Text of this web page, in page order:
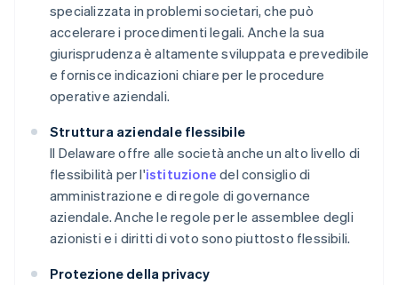
specializzata in problemi societari, che può
accelerare i procedimenti legali. Anche la sua
giurisprudenza è altamente sviluppata e prevedibile
e fornisce indicazioni chiare per le procedure
operative aziendali.
Struttura aziendale flessibile
Il Delaware offre alle società anche un alto livello di
flessibilità per l'istituzione del consiglio di
amministrazione e di regole di governance
aziendale. Anche le regole per le assemblee degli
azionisti e i diritti di voto sono piuttosto flessibili.
Protezione della privacy